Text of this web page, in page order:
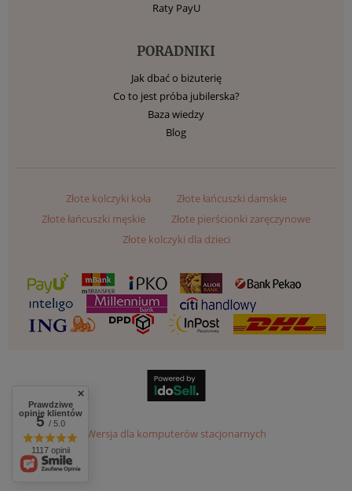
Raty PayU
PORADNIKI
Jak dbać o biżuterię
Co to jest próba jubilerska?
Baza wiedzy
Blog
Złote kolczyki koła
Złote łańcuszki damskie
Złote łańcuszki męskie
Złote pierścionki zaręczynowe
Złote kolczyki dla dzieci
Wersja dla komputerów stacjonarnych
Prawdziwe
opinie klientów
5/ 5.0
1117 opinii